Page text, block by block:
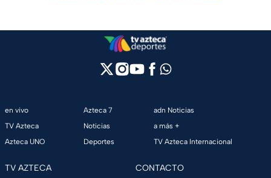
en vivo
TV Azteca
Azteca UNO
Azteca 7
Noticias
Deportes
adn Noticias
a más +
TV Azteca Internacional
TV AZTECA CONTACTO